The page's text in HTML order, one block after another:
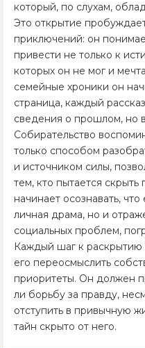
который, по слухам,
Это открытие
приключений: он
привести не только к
которых он не мог и
семейные хроники он
страница, каждый
сведения о прошлом, но
Собирательство
только способом
и источником силы,
тем, кто пытается
начинает осознавать,
личная драма, но и
социальных проблем,
Каждый шаг к раскрытию
его переосмыслить
приоритеты. Он должен
ли борьбу за правду,
отступить в привычную
тайн скрыто от него.